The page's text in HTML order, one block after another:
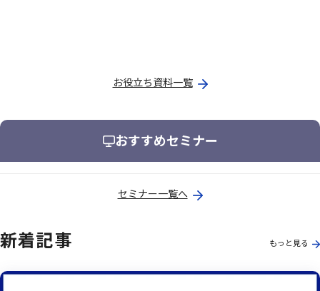
お役立ち資料一覧
おすすめセミナー
セミナー一覧へ
新着記事 もっと見る